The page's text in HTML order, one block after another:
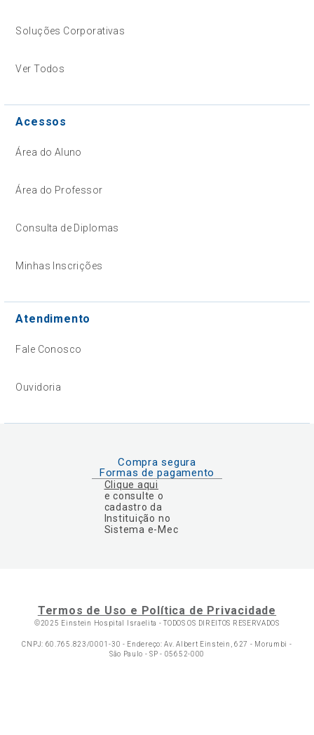
Soluções Corporativas
Ver Todos
Acessos
Área do Aluno
Área do Professor
Consulta de Diplomas
Minhas Inscrições
Atendimento
Fale Conosco
Ouvidoria
Compra segura
Formas de pagamento
Clique aqui
e consulte o
cadastro da
Instituição no
Sistema e-Mec
Termos de Uso e Política de Privacidade
©2025 Einstein Hospital Israelita -TODOS OS DIREITOS RESERVADOS
CNPJ: 60.765.823/0001-30 - Endereço: Av. Albert Einstein, 627 - Morumbi -
São Paulo - SP - 05652-000